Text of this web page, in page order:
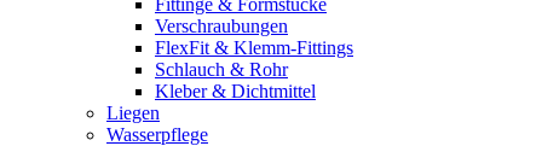
Fittinge & Formstücke
Verschraubungen
FlexFit & Klemm-Fittings
Schlauch & Rohr
Kleber & Dichtmittel
Liegen
Wasserpflege